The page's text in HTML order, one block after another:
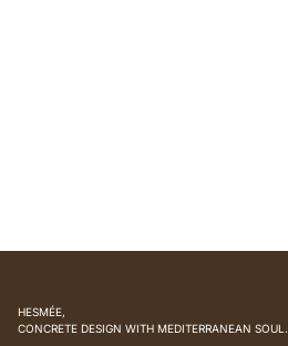
HESMÉE,
CONCRETE DESIGN WITH MEDITERRANEAN SOUL.